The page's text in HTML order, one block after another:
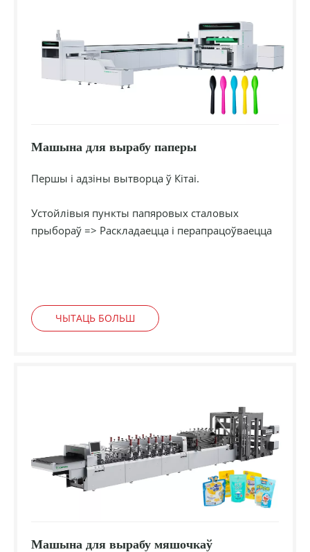
Машына для вырабу паперы
Першы і адзіны вытворца ў Кітаі.
Устойлівыя пункты папяровых сталовых
прыбораў => Раскладаецца і перапрацоўваецца
ЧЫТАЦЬ БОЛЬШ
Машына для вырабу мяшочкаў